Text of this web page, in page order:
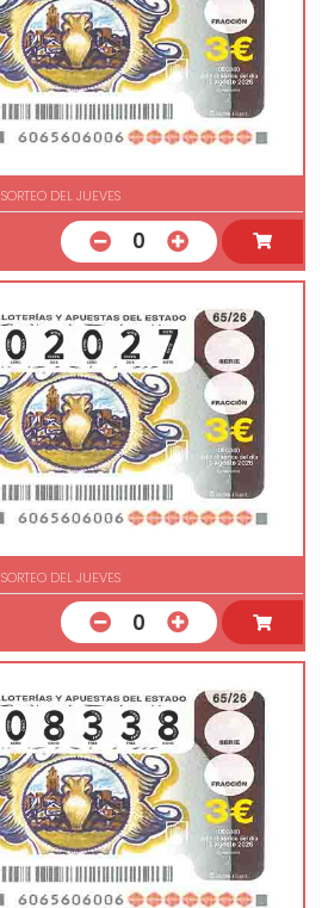
SORTEO DEL JUEVES
0
SORTEO DEL JUEVES
0